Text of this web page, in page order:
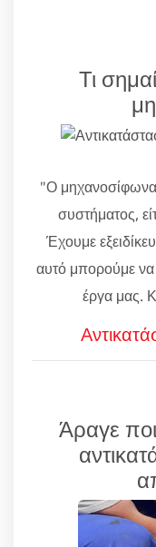
Τι
"Ο
συστήματος,
Έχουμε
αυτό μπορούμε να
έργα μας.
Άραγε